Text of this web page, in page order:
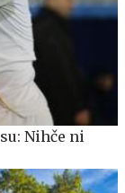
Nihče ni